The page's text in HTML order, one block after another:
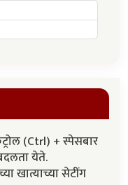
(Ctrl) + स्पेसबार
येते.
खात्याच्या सेटींग